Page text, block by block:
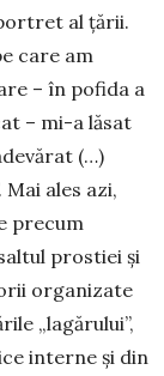
al țării.
care am
– în pofida a
– mi-a lăsat
(…)
ales azi,
precum
prostiei și
orga­nizate
„la­gărului”,
interne și din